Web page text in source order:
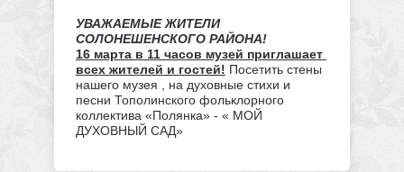
УВАЖАЕМЫЕ ЖИТЕЛИ
СОЛОНЕШЕНСКОГО РАЙОНА!
16 марта в 11 часов музей приглашает
всех жителей и гостей! Посетить стены
нашего музея , на духовные стихи и
песни Тополинского фольклорного
коллектива «Полянка» - « МОЙ
ДУХОВНЫЙ САД»